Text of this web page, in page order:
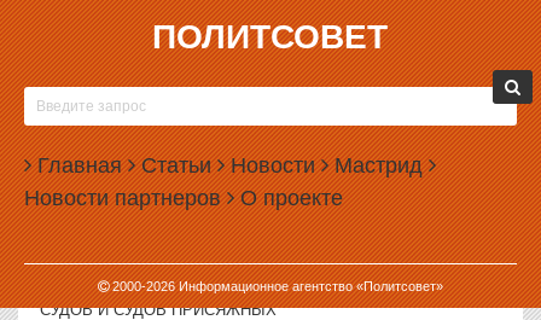
ПОЛИТСОВЕТ
Главная Статьи Новости Мастрид
Новости партнеров О проекте
2000-2026Информационное агентство «Политсовет»
28.02.2006, 15:53
КРАСНОУРАЛЬЦЫ ОПЯТЬ ГРОЗЯТ ГОЛОДОМ
Политсовет, 28.02.06. 106 бывших работников Красноуральского
химического завода намерены объявить в апреле голодовку, если
им не выплатят долги по зарплате за 2003 и 2004 года. На
сегодняшний день...
28.02.2006, 15:51
АЛХАНОВ ПРОТЕСТУЕТ ПРОТИВ ВОЕННЫХ СУДОВ И
СУДОВ И СУДОВ ПРИСЯЖНЫХ